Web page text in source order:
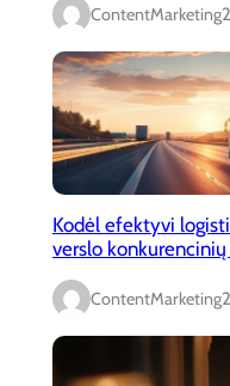
ContentMarketing
Kodėl efektyvi
verslo
ContentMarketing